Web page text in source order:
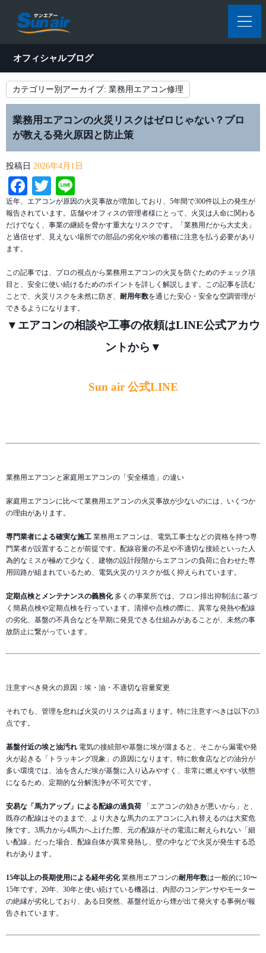
オフィシャルブログ
カテゴリー別アーカイブ: 業務用エアコン修理
業務用エアコンの火災リスクはゼロじゃない？プロ
が教える発火原因と防止策
投稿日 2026年4月1日
Facebook
Twitter
近年、エアコンが原因の火災事故が増加しており、5年間で300件以上の発生が
報告されています。店舗やオフィスの管理者様にとって、火災は人命に関わる
だけでなく、事業の継続を脅かす重大なリスクです。「業務用だから大丈夫」
と過信せず、見えない場所での部品の劣化や埃の蓄積に注意を払う必要があり
ます。
この記事では、プロの視点から業務用エアコンの火災を防ぐためのチェック項
目と、安全に使い続けるためのポイントを詳しく解説します。この記事を読む
ことで、火災リスクを未然に防ぎ、 耐用年数を通じた安心・安全な空調管理が
できるようになります。
▼エアコンの相談や工事の依頼はLINE公式アカウ
ントから▼
Sun air 公式LINE
業務用エアコンと家庭用エアコンの「安全構造」の違い
家庭用エアコンに比べて業務用エアコンの火災事故が少ないのには、いくつか
の理由があります。
専門業者による確実な施工 業務用エアコンは、電気工事士などの資格を持つ専
門業者が設置することが前提です。配線容量の不足や不適切な接続といった人
為的なミスが極めて少なく、建物の設計段階からエアコンの負荷に合わせた専
用回路が組まれているため、電気火災のリスクが低く抑えられています。
定期点検とメンテナンスの義務化多くの事業所では、フロン排出抑制法に基づ
く簡易点検や定期点検を行っています。清掃や点検の際に、異常な発熱や配線
の劣化、基盤の不具合などを早期に発見できる仕組みがあることが、未然の事
故防止に繋がっています。
注意すべき発火の原因：埃・油・不適切な容量変更
それでも、管理を怠れば火災のリスクは高まります。特に注意すべきは以下の3
点です。
基盤付近の埃と油汚れ 電気の接続部や基盤に埃が溜まると、そこから漏電や発
火が起きる「トラッキング現象」の原因になります。特に飲食店などの油分が
多い環境では、油を含んだ埃が基盤に入り込みやすく、非常に燃えやすい状態
になるため、定期的な分解洗浄が不可欠です。
安易な「馬力アップ」による配線の過負荷 「エアコンの効きが悪いから」と、
既存の配線はそのままで、より大きな馬力のエアコンに入れ替えるのは大変危
険です。3馬力から4馬力へ上げた際、元の配線がその電流に耐えられない「細
い配線」だった場合、配線自体が異常発熱し、壁の中などで火災が発生する恐
れがあります。
15年以上の長期使用による経年劣化業務用エアコンの耐用年数は一般的に10〜
15年です。20年、30年と使い続けている機器は、内部のコンデンサやモーター
の絶縁が劣化しており、ある日突然、基盤付近から煙が出て発火する事例が報
告されています。